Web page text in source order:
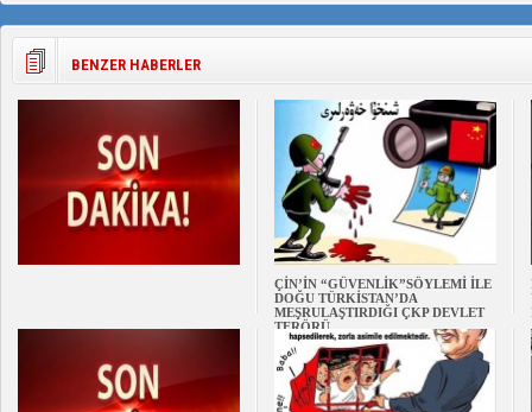
BENZER HABERLER
ÇİN’İN “GÜVENLİK”SÖYLEMİ İLE
DOĞU TÜRKİSTAN’DA
MEŞRULAŞTIRDIĞI ÇKP DEVLET
TERÖRÜ